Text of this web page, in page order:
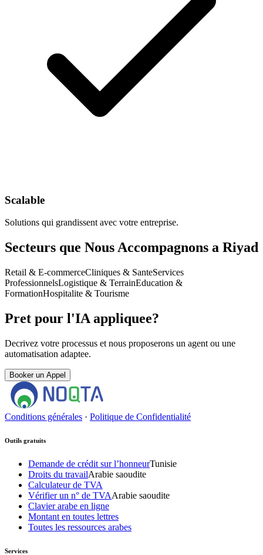
Scalable
Solutions qui grandissent avec votre entreprise.
Secteurs que Nous Accompagnons a Riyad
Retail & E-commerceCliniques & SanteServices
ProfessionnelsLogistique & TerrainEducation &
FormationHospitalite & Tourisme
Pret pour l'IA appliquee?
Decrivez votre processus et nous proposerons un agent ou une
automatisation adaptee.
Booker un Appel
Conditions générales · Politique de Confidentialité
Outils gratuits
Demande de crédit sur l’honneurTunisie
Droits du travailArabie saoudite
Calculateur de TVA
Vérifier un n° de TVAArabie saoudite
Clavier arabe en ligne
Montant en toutes lettres
Toutes les ressources arabes
Services